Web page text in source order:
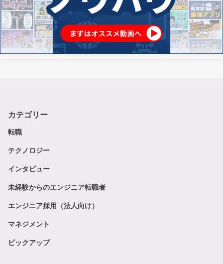
カテゴリー
転職
テクノロジー
インタビュー
未経験からのエンジニア転職者
エンジニア採用（法人向け）
マネジメント
ピックアップ